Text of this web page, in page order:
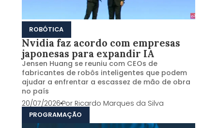
ROBÓTICA
Nvidia faz acordo com empresas
japonesas para expandir IA
Jensen Huang se reuniu com CEOs de
fabricantes de robôs inteligentes que podem
ajudar a enfrentar a escassez de mão de obra
no país
20/07/2026Por Ricardo Marques da Silva
PROGRAMAÇÃO